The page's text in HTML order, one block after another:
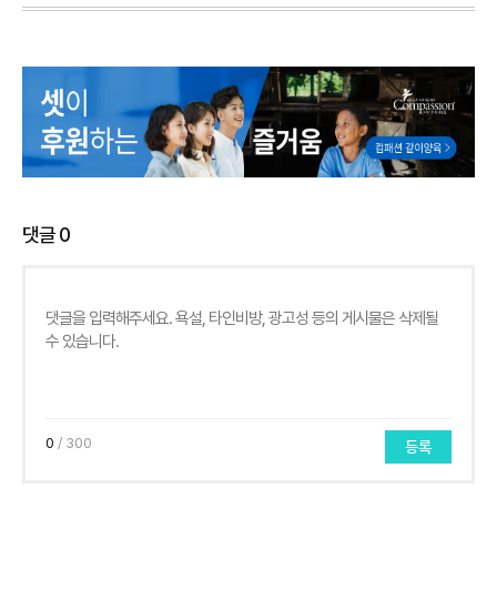
댓글0
0 / 300 등록